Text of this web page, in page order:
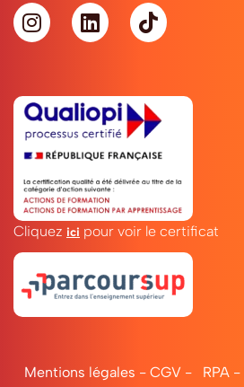
Cliquez ici pour voir le certificat
Mentions légales - CGV - RPA -